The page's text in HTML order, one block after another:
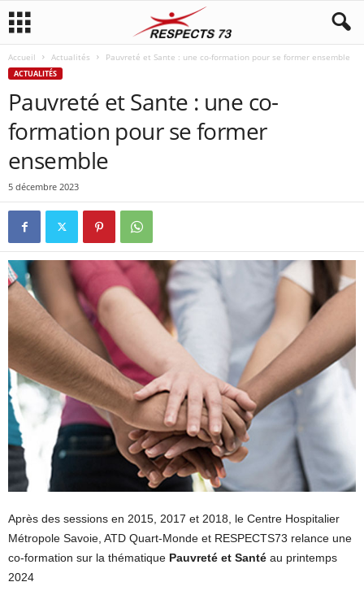
Accueil Actualités Pauvreté et Sante : une co-formation pour se former ensemble
ACTUALITÉS
Pauvreté et Sante : une co-
formation pour se former
ensemble
5 décembre 2023
Après des sessions en 2015, 2017 et 2018, le Centre Hospitalier
Métropole Savoie, ATD Quart-Monde et RESPECTS73 relance une
co-formation sur la thématique Pauvreté et Santé au printemps
2024